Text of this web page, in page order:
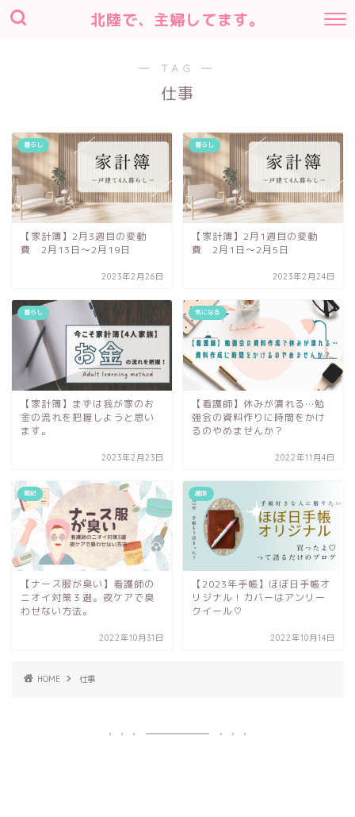
北陸で、主婦してます。
― TAG ―
仕事
暮らし
【家計簿】2月3週目の変動
費 2月13日〜2月19日
2023年2月26日
暮らし
【家計簿】2月1週目の変動
費 2月1日〜2月5日
2023年2月24日
暮らし
【家計簿】まずは我が家のお
金の流れを把握しようと思い
ます。
2023年2月23日
気になる
【看護師】休みが潰れる…勉
強会の資料作りに時間をかけ
るのやめませんか？
2022年11月4日
雑記
【ナース服が臭い】看護師の
ニオイ対策３選。夜ケアで臭
わせない方法。
2022年10月31日
趣味
【2023年手帳】ほぼ日手帳オ
リジナル！カバーはアンリー
クイール♡
2022年10月14日
HOME 仕事